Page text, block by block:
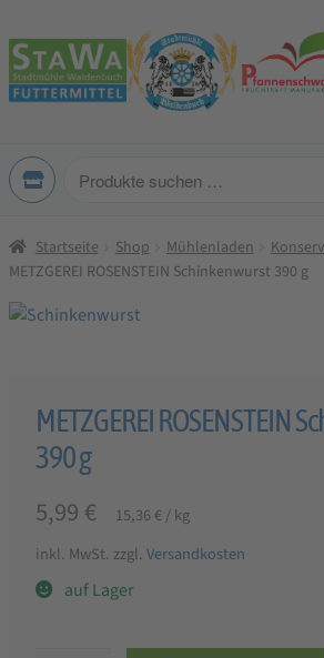
Zur
Navigation
springen
Zum
Inhalt
springen
Produkte
Startseite Shop Mühlenladen
METZGEREI ROSENSTEIN Schinkenwurst 390 g
METZGEREI ROSENSTEIN
390 g
5,99 € 15,36 €/kg
inkl. MwSt. zzgl. Versandkosten
auf Lager